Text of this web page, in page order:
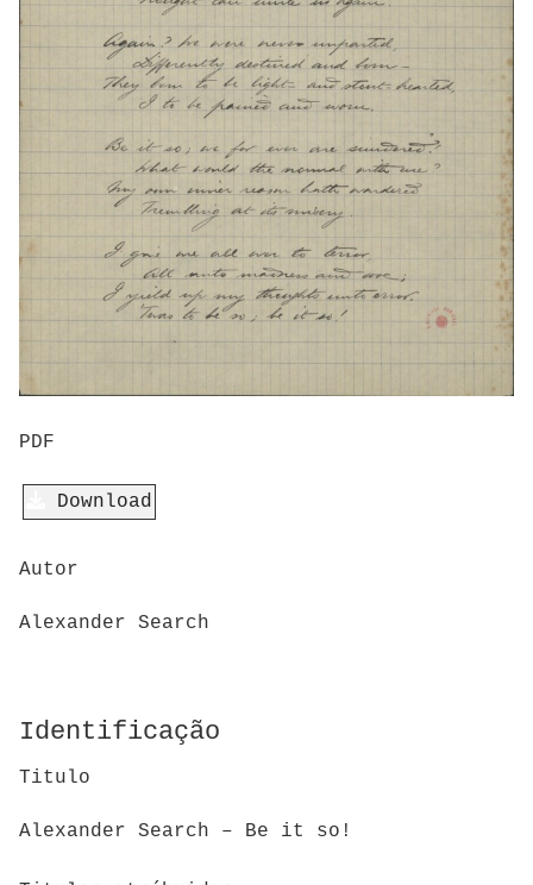
PDF
Download
Autor
Alexander Search
Identificação
Titulo
Alexander Search – Be it so!